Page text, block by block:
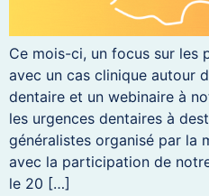
Ce mois-ci, un focus sur les
avec un cas clinique autour
dentaire et un webinaire à
les urgences dentaires à
généralistes organisé par la
avec la participation de
le 20 […]